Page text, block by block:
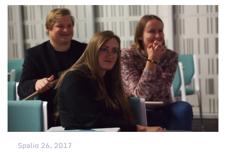
Spalio 26, 2017